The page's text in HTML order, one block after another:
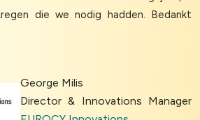
die we nodig hadden. Bedankt
George Milis
Director & Innovations Manager